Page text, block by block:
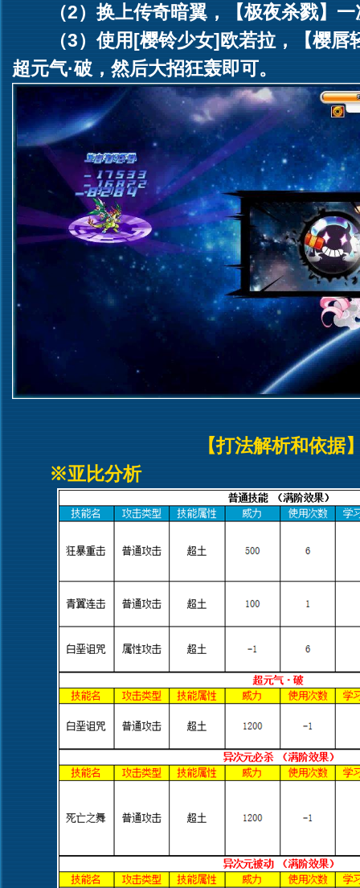
（2）换上传奇暗翼，【极夜杀戮】
（3）使用[樱铃少女]欧若拉，【樱
超元气·破，然后大招狂轰即可。
【打法解析和依据
※亚比分析